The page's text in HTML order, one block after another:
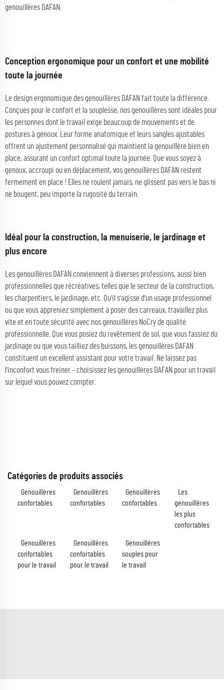
genouillères DAFAN.
Conception ergonomique pour un confort et une mobilité
toute la journée
Le design ergonomique des genouillères DAFAN fait toute la différence.
Conçues pour le confort et la souplesse, nos genouillères sont idéales pour
les personnes dont le travail exige beaucoup de mouvements et de
postures à genoux. Leur forme anatomique et leurs sangles ajustables
offrent un ajustement personnalisé qui maintient la genouillère bien en
place, assurant un confort optimal toute la journée. Que vous soyez à
genoux, accroupi ou en déplacement, vos genouillères DAFAN restent
fermement en place ! Elles ne roulent jamais, ne glissent pas vers le bas ni
ne bougent, peu importe la rugosité du terrain.
Idéal pour la construction, la menuiserie, le jardinage et
plus encore
Les genouillères DAFAN conviennent à diverses professions, aussi bien
professionnelles que récréatives, telles que le secteur de la construction,
les charpentiers, le jardinage, etc. Qu'il s'agisse d'un usage professionnel
ou que vous appreniez simplement à poser des carreaux, travaillez plus
vite et en toute sécurité avec nos genouillères NoCry de qualité
professionnelle. Que vous posiez du revêtement de sol, que vous fassiez du
jardinage ou que vous tailliez des buissons, les genouillères DAFAN
constituent un excellent assistant pour votre travail. Ne laissez pas
l'inconfort vous freiner – choisissez les genouillères DAFAN pour un travail
sur lequel vous pouvez compter.
Catégories de produits associés
Genouillères
confortables
Genouillères
confortables
Genouillères
confortables
Les
genouillères
les plus
confortables
Genouillères
confortables
pour le travail
Genouillères
confortables
pour le travail
Genouillères
souples pour
le travail